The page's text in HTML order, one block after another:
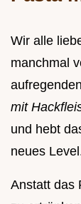
Wir alle
manchmal
mit
und hebt
neues
Anstatt das